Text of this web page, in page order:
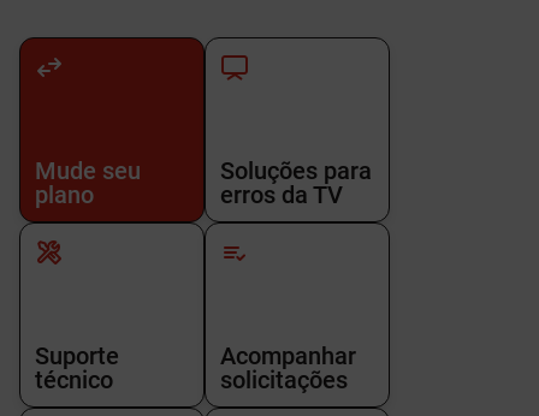
Mude seu
plano
Soluções para
erros da TV
Suporte
técnico
Acompanhar
solicitações